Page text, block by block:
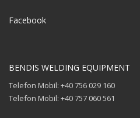
Facebook
BENDIS WELDING EQUIPMENT
Telefon Mobil: +40 756 029 160
Telefon Mobil: +40 757 060 561